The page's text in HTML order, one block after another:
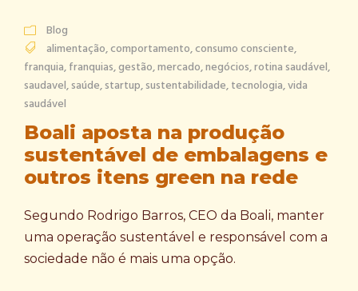
Blog
alimentação,comportamento,consumo consciente,
franquia,franquias,gestão,mercado,negócios,rotina saudável,
saudavel,saúde,startup,sustentabilidade,tecnologia,vida
saudável
Boali aposta na produção
sustentável de embalagens e
outros itens green na rede
Segundo Rodrigo Barros, CEO da Boali, manter
uma operação sustentável e responsável com a
sociedade não é mais uma opção.